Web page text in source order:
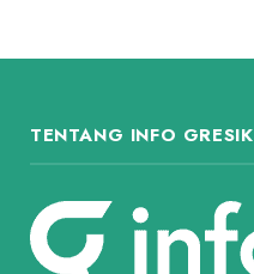
TENTANG INFO GRESIK